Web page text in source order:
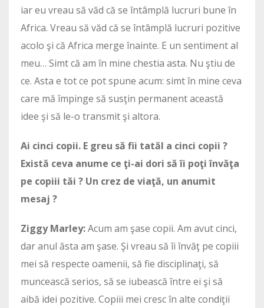
iar eu vreau să văd că se întâmplă lucruri bune în
Africa. Vreau să văd că se întâmplă lucruri pozitive
acolo şi că Africa merge înainte. E un sentiment al
meu… Simt că am în mine chestia asta. Nu ştiu de
ce. Asta e tot ce pot spune acum: simt în mine ceva
care mă împinge să susţin permanent această
idee şi să le-o transmit şi altora.
Ai cinci copii. E greu să fii tatăl a cinci copii ?
Există ceva anume ce ţi-ai dori să îi poţi învăţa
pe copiii tăi ? Un crez de viaţă, un anumit
mesaj ?
Ziggy Marley:Acum am şase copii. Am avut cinci,
dar anul ăsta am şase. Şi vreau să îi învăţ pe copiii
mei să respecte oamenii, să fie disciplinaţi, să
muncească serios, să se iubească între ei şi să
aibă idei pozitive. Copiii mei cresc în alte condiţii